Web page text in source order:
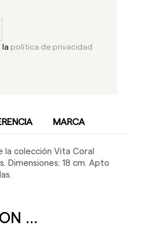
la política de privacidad
MARCA
la colección Vita Coral
Dimensiones: 18 cm. Apto
...